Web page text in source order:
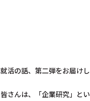
就活の話、第二弾をお届け
皆さんは、「企業研究」と